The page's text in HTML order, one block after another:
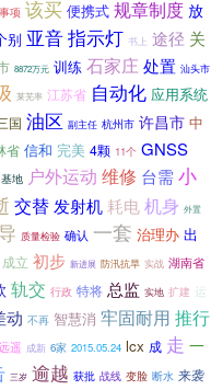
事项 该买 便携式 规章制度 放
别 亚音指示灯 书上 途径 关
8872万元 训练 石家庄 处置 汕头市
莱芜率 江苏省 自动化 应用系统
国 油区 副主任 杭州市 许昌市 中
省 信和 完美 4颗 11个 GNSS
基地 户外运动 维修 台需小
交替 发射机 耗电机身 外置
质量检验 确认 一套 治理办 出
成立 初步 新进展 防汛抗旱 实战 湖南省
轨交 行政 特将 总监 实地 扩建 运
动 不再 智慧消 牢固耐用 推行
遥 成新 6家 2015.05.24 lcx 成 走 一
三岁 逾越 获批 战线 变脸 断水 来袭